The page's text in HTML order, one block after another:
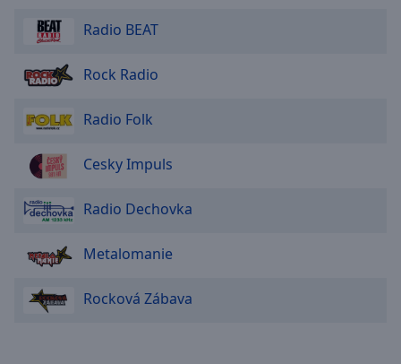
Opacity
Font
Text
Edge
Family
Radio BEAT
Rock Radio
Radio Folk
Cesky Impuls
Radio Dechovka
Metalomanie
Rocková Zábava